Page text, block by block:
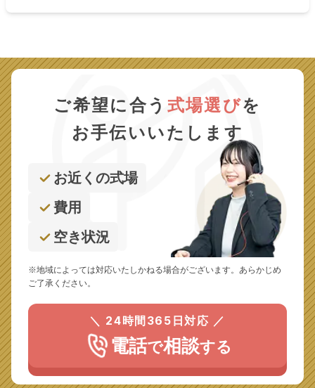
ご希望に合う 式場選びを
お手伝いいたします
お近くの式場
費用
空き状況
※地域によっては対応いたしかねる場合がございます。あらかじめ
ご了承ください。
＼ 24時間365日対応 ／
電話で相談する